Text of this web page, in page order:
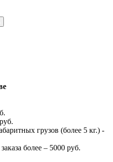
руб.
грузов (более 5 кг.) -
более – 5000 руб.